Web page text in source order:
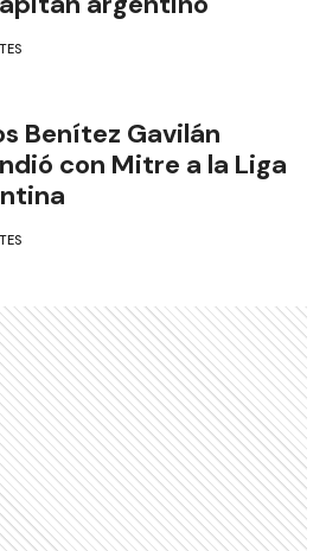
Benítez Gavilán
con Mitre a la Liga